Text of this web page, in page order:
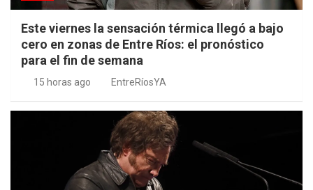
Este viernes la sensación térmica llegó a bajo
cero en zonas de Entre Ríos: el pronóstico
para el fin de semana
15 horas ago EntreRíosYA